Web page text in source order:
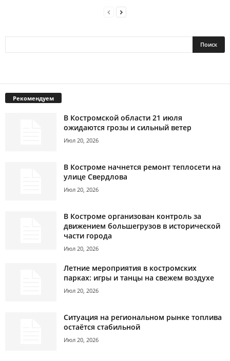
Рекомендуем
В Костромской области 21 июля
ожидаются грозы и сильный ветер
Июл 20, 2026
В Костроме начнется ремонт теплосети на
улице Свердлова
Июл 20, 2026
В Костроме организован контроль за
движением большегрузов в исторической
части города
Июл 20, 2026
Летние мероприятия в костромских
парках: игры и танцы на свежем воздухе
Июл 20, 2026
Ситуация на региональном рынке топлива
остаётся стабильной
Июл 20, 2026